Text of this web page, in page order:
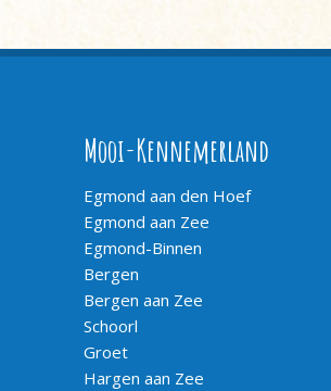
Mooi-Kennemerland
Egmond aan den Hoef
Egmond aan Zee
Egmond-Binnen
Bergen
Bergen aan Zee
Schoorl
Groet
Hargen aan Zee